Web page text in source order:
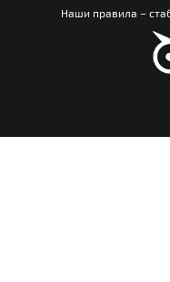
Наши правила –